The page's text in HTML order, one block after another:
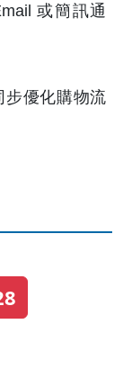
或簡訊通
步優化購物流